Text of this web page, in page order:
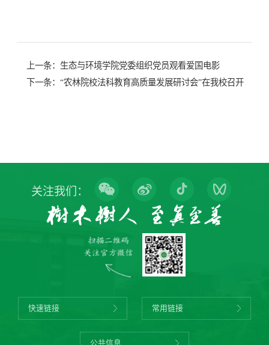
上一条： 生态与环境学院党委组织党员观看爱国电影
下一条： “农林院校法科教育高质量发展研讨会”在我校召开
关注我们：
快速链接 常用链接
公共信息